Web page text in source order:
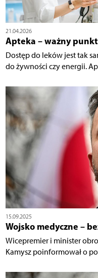
21.04.2026
Apteka – ważny
Dostęp do leków jest tak
do żywności czy energii.
15.09.2025
Wojsko medyczne –
Wicepremier i minister
Kamysz poinformował o